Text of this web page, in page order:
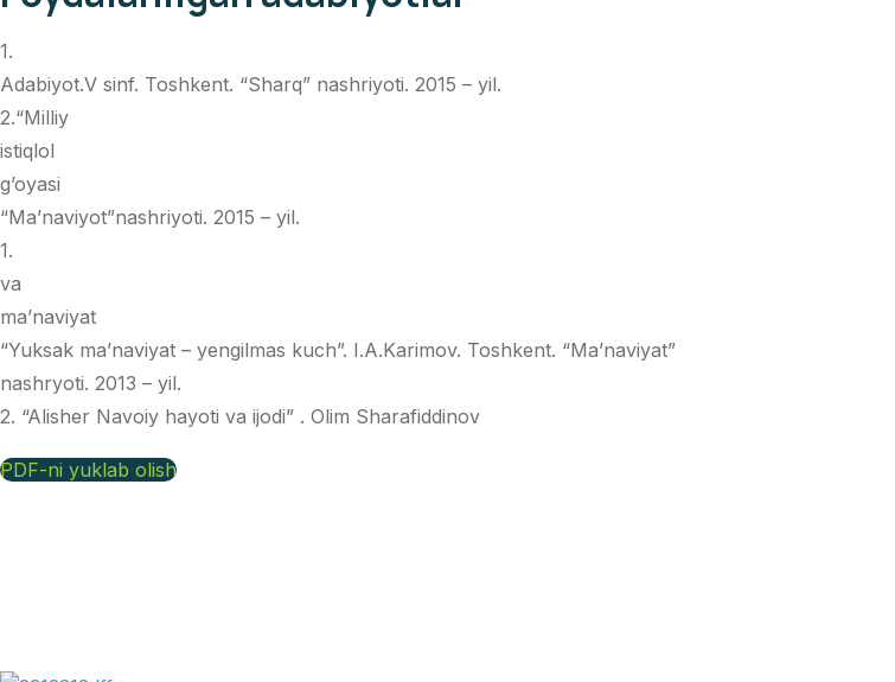
1.
Adabiyot.V sinf. Toshkent. “Sharq” nashriyoti. 2015 – yil.
2.“Milliy
istiqlol
g’oyasi
“Ma’naviyot”nashriyoti. 2015 – yil.
1.
va
ma’naviyat
“Yuksak ma’naviyat – yengilmas kuch”. I.A.Karimov. Toshkent. “Ma’naviyat”
nashryoti. 2013 – yil.
2. “Alisher Navoiy hayoti va ijodi” . Olim Sharafiddinov
PDF-ni yuklab olish